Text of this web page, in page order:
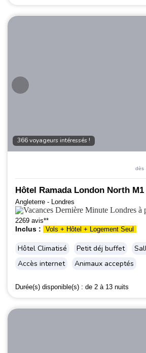
366 voyageurs intéressés !
Hôtel Ramada London North M1
Angleterre - Londres
2269 avis**
Inclus : Vols + Hôtel + Logement Seul
Hôtel Climatisé Petit déj buffet
Accès internet
Animaux acceptés
Durée(s) disponible(s) : de 2 à 13 nuits
dès